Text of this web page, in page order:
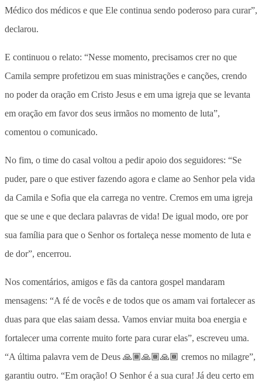
Médico dos médicos e que Ele continua sendo poderoso para curar”,
declarou.
E continuou o relato: “Nesse momento, precisamos crer no que
Camila sempre profetizou em suas ministrações e canções, crendo
no poder da oração em Cristo Jesus e em uma igreja que se levanta
em oração em favor dos seus irmãos no momento de luta”,
comentou o comunicado.
No fim, o time do casal voltou a pedir apoio dos seguidores: “Se
puder, pare o que estiver fazendo agora e clame ao Senhor pela vida
da Camila e Sofia que ela carrega no ventre. Cremos em uma igreja
que se une e que declara palavras de vida! De igual modo, ore por
sua família para que o Senhor os fortaleça nesse momento de luta e
de dor”, encerrou.
Nos comentários, amigos e fãs da cantora gospel mandaram
mensagens: “A fé de vocês e de todos que os amam vai fortalecer as
duas para que elas saiam dessa. Vamos enviar muita boa energia e
fortalecer uma corrente muito forte para curar elas”, escreveu uma.
“A última palavra vem de Deus 🙏🏾🙏🏾🙏🏾 cremos no milagre”,
garantiu outro. “Em oração! O Senhor é a sua cura! Já deu certo em